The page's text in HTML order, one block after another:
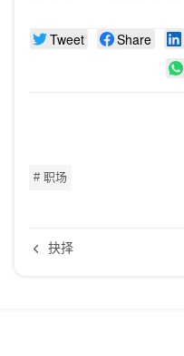
Tweet Share
# 职场
抉择